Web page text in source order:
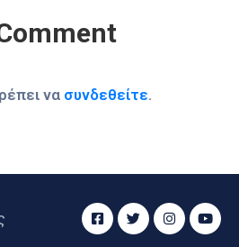
να συνδεθείτε.